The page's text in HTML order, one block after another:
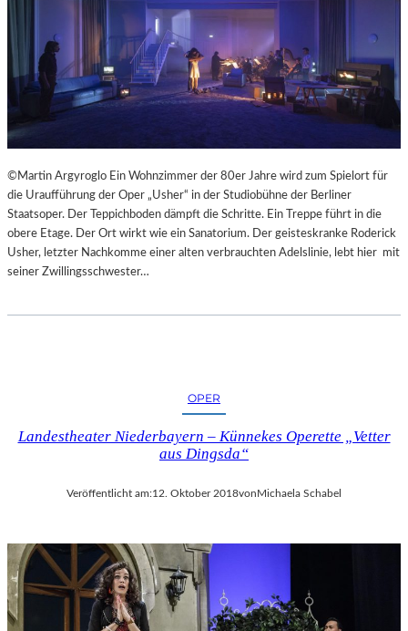
©Martin Argyroglo Ein Wohnzimmer der 80er Jahre wird zum Spielort für
die Uraufführung der Oper „Usher“ in der Studiobühne der Berliner
Staatsoper. Der Teppichboden dämpft die Schritte. Ein Treppe führt in die
obere Etage. Der Ort wirkt wie ein Sanatorium. Der geisteskranke Roderick
Usher, letzter Nachkomme einer alten verbrauchten Adelslinie, lebt hier mit
seiner Zwillingsschwester…
OPER
Landestheater Niederbayern – Künnekes Operette „Vetter
aus Dingsda“
Veröffentlicht am:12. Oktober 2018von Michaela Schabel